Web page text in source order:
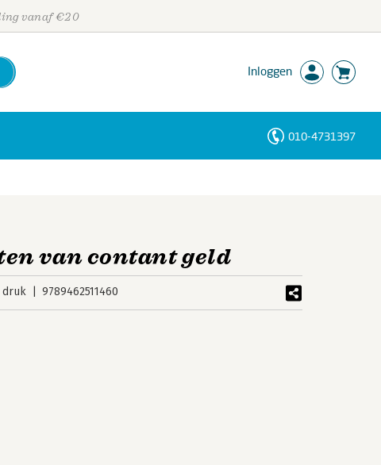
vanaf €20
Inloggen
010-4731397
van contant geld
druk 9789462511460
Personen